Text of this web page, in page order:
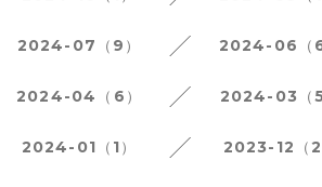
2024-07（9） 2024-06（6
2024-04（6） 2024-03（5
2024-01（1） 2023-12（2